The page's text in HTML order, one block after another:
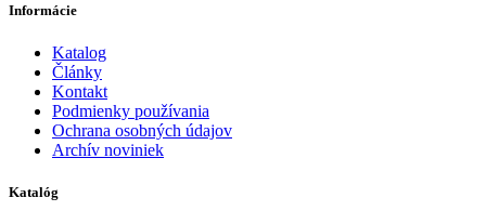
Informácie
Katalog
Články
Kontakt
Podmienky používania
Ochrana osobných údajov
Archív noviniek
Katalóg